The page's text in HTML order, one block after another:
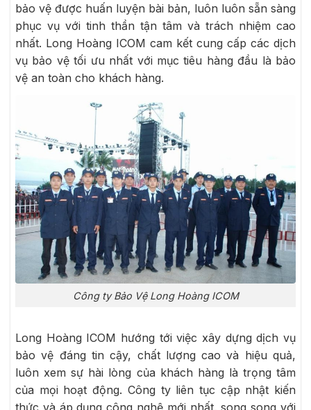
bảo vệ được huấn luyện bài bản, luôn luôn sẵn sàng
phục vụ với tinh thần tận tâm và trách nhiệm cao
nhất. Long Hoàng ICOM cam kết cung cấp các dịch
vụ bảo vệ tối ưu nhất với mục tiêu hàng đầu là bảo
vệ an toàn cho khách hàng.
Công ty Bảo Vệ Long Hoàng ICOM
Long Hoàng ICOM hướng tới việc xây dựng dịch vụ
bảo vệ đáng tin cậy, chất lượng cao và hiệu quả,
luôn xem sự hài lòng của khách hàng là trọng tâm
của mọi hoạt động. Công ty liên tục cập nhật kiến